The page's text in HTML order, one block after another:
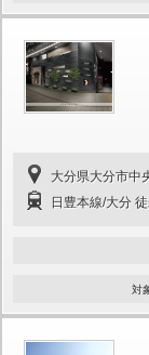
大分県大分市中
日豊本線/大分
対